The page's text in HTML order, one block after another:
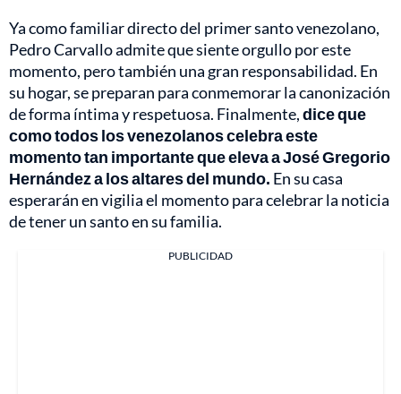
Ya como familiar directo del primer santo venezolano,
Pedro Carvallo admite que siente orgullo por este
momento, pero también una gran responsabilidad. En
su hogar, se preparan para conmemorar la canonización
de forma íntima y respetuosa. Finalmente,dice que
como todos los venezolanos celebra este
momento tan importante que eleva a José Gregorio
Hernández a los altares del mundo. En su casa
esperarán en vigilia el momento para celebrar la noticia
de tener un santo en su familia.
PUBLICIDAD